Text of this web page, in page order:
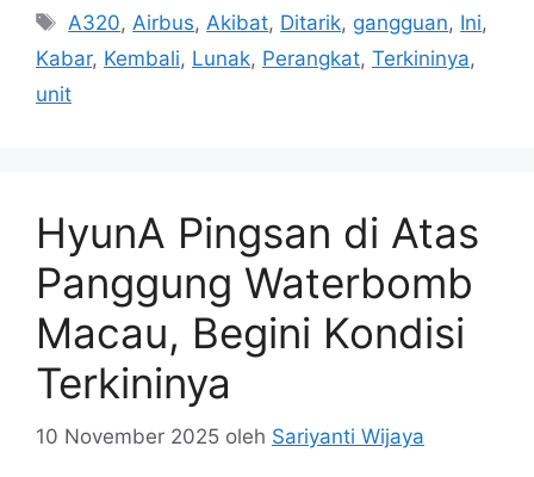
Tag
A320,Airbus,Akibat, Ditarik, gangguan, Ini,
Kabar, Kembali, Lunak, Perangkat, Terkininya,
unit
HyunA Pingsan di Atas
Panggung Waterbomb
Macau, Begini Kondisi
Terkininya
10 November 2025 oleh Sariyanti Wijaya